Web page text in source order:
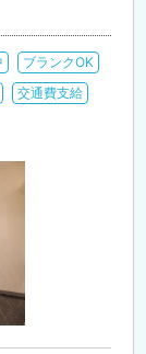
ブランクOK
交通費支給